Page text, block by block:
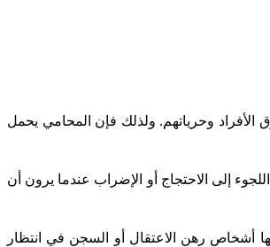
وحرياتهم. ولذلك فإن المحامي يحمل
إلى الاحتجاج أو الإضراب عندما يرون أن
أشخاص رهن الاعتقال أو السجن في انتظار